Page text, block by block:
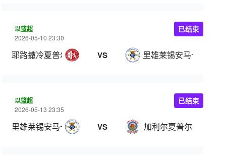
以篮超
2026-05-10 23:30
耶路撒冷夏普尔 VS 里雄莱锡安马卡比
已结束
以篮超
2026-05-13 23:35
里雄莱锡安马卡比 VS 加利尔夏普尔
已结束